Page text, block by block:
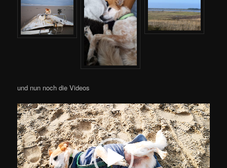
und nun noch die Videos
Video-
Player